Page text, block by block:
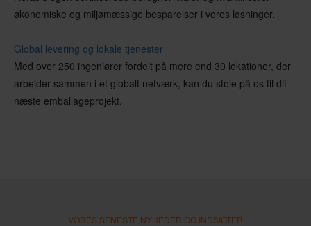
økonomiske og miljømæssige besparelser i vores løsninger.
Global levering og lokale tjenester
Med over 250 ingeniører fordelt på mere end 30 lokationer, der
arbejder sammen i et globalt netværk, kan du stole på os til dit
næste emballageprojekt.
VORES SENESTE NYHEDER OG INDSIGTER